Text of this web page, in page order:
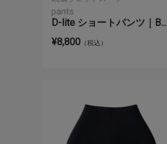
pants
D-lite ショートパンツ｜B...
¥8,800 （税込）